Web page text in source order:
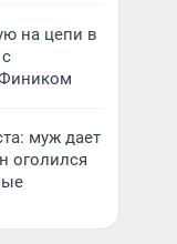
на цепи в
муж дает
оголился